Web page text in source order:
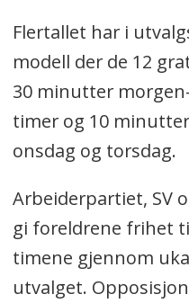
Flertallet har i
modell der de 12
30 minutter
timer og 10
onsdag og torsdag.
Arbeiderpartiet, SV
gi foreldrene frihet
timene gjennom
utvalget.